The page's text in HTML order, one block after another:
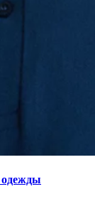
одежды